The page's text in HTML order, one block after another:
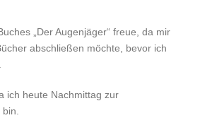
„Der Augenjäger“ freue, da mir
abschließen möchte, bevor ich
ich heute Nachmittag zur